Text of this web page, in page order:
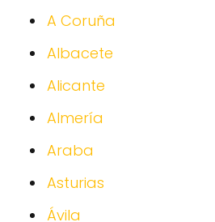
A Coruña
Albacete
Alicante
Almería
Araba
Asturias
Ávila